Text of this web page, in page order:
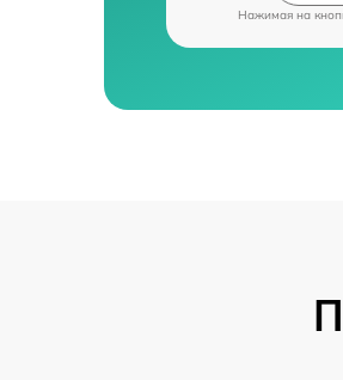
Нажимая на